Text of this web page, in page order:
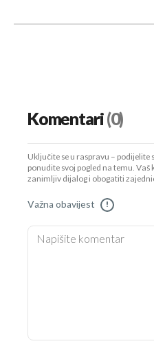
Komentari(0)
Uključite se u raspravu – podijelite
ponudite svoj pogled na temu.
zanimljiv dijalog i obogatiti
Važna obavijest !